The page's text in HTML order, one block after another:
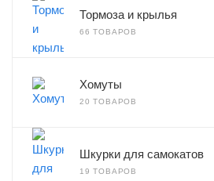
Тормоза и крылья
66 ТОВАРОВ
Хомуты
20 ТОВАРОВ
Шкурки для самокатов
19 ТОВАРОВ